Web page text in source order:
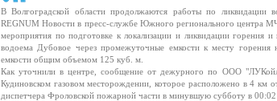
В Волгоградской области продолжаются работы по ликвидации
REGNUM Новости в пресс-службе Южного регионального центра
мероприятия по подготовке к локализации и ликвидации горения
водоема Дубовое через промежуточные емкости к месту
емкости общим объемом 125 куб. м.
Как уточнили в центре, сообщение от дежурного по ООО "ЛУКойл-
Кудиновском газовом месторождении, которое расположено в 4 км
диспетчера Фроловской пожарной части в минувшую субботу в 00:02